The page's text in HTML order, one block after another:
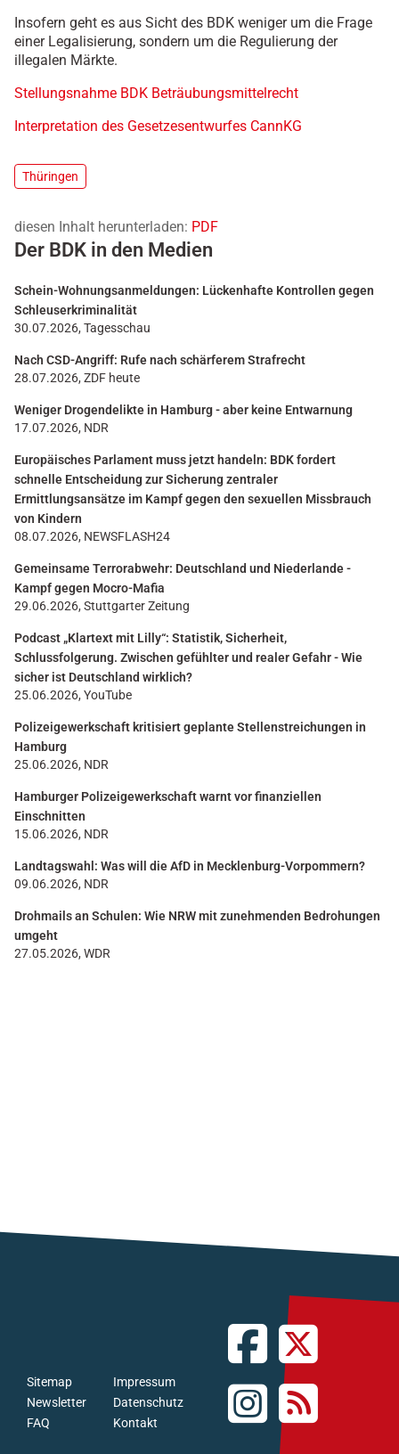
Insofern geht es aus Sicht des BDK weniger um die Frage
einer Legalisierung, sondern um die Regulierung der
illegalen Märkte.
Stellungsnahme BDK Beträubungsmittelrecht
Interpretation des Gesetzesentwurfes CannKG
Thüringen
diesen Inhalt herunterladen: PDF
Der BDK in den Medien
Schein-Wohnungsanmeldungen: Lückenhafte Kontrollen gegen
Schleuserkriminalität
30.07.2026, Tagesschau
Nach CSD-Angriff: Rufe nach schärferem Strafrecht
28.07.2026, ZDF heute
Weniger Drogendelikte in Hamburg - aber keine Entwarnung
17.07.2026, NDR
Europäisches Parlament muss jetzt handeln: BDK fordert
schnelle Entscheidung zur Sicherung zentraler
Ermittlungsansätze im Kampf gegen den sexuellen Missbrauch
von Kindern
08.07.2026, NEWSFLASH24
Gemeinsame Terrorabwehr: Deutschland und Niederlande -
Kampf gegen Mocro-Mafia
29.06.2026, Stuttgarter Zeitung
Podcast „Klartext mit Lilly“: Statistik, Sicherheit,
Schlussfolgerung. Zwischen gefühlter und realer Gefahr - Wie
sicher ist Deutschland wirklich?
25.06.2026, YouTube
Polizeigewerkschaft kritisiert geplante Stellenstreichungen in
Hamburg
25.06.2026, NDR
Hamburger Polizeigewerkschaft warnt vor finanziellen
Einschnitten
15.06.2026, NDR
Landtagswahl: Was will die AfD in Mecklenburg-Vorpommern?
09.06.2026, NDR
Drohmails an Schulen: Wie NRW mit zunehmenden Bedrohungen
umgeht
27.05.2026, WDR
FAQ
Newsletter
Sitemap
Kontakt
Datenschutz
Impressum